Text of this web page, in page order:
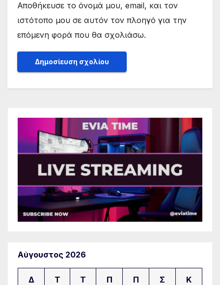
Αποθήκευσε το όνομά μου, email, και τον
ιστότοπο μου σε αυτόν τον πλοηγό για την
επόμενη φορά που θα σχολιάσω.
Αύγουστος 2026
Δ Τ Τ Π Π Σ Κ